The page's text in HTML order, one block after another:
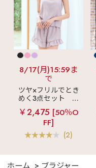
8/17(月)15:59ま
で
ツヤ×フリルでとき
めく3点セット
シ
ルキー ショートパ
ンツ 3点セット
￥2,475 [50％O
FF]
(2)